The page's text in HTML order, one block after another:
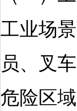
工业场
员、叉
危险区